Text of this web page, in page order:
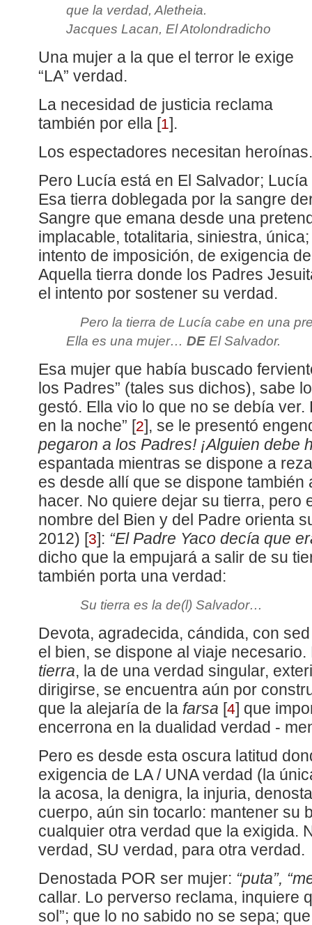
que la verdad, Aletheia.
Jacques Lacan, El Atolondradicho
Una mujer a la que el terror le exige
“LA” verdad.
La necesidad de justicia reclama
también por ella [1] .
Los espectadores necesitan heroínas.
Pero Lucía está en El Salvador;
Esa tierra doblegada por la sangre
Sangre que emana desde una
implacable, totalitaria, siniestra,
intento de imposición, de exigencia
Aquella tierra donde los Padres
el intento por sostener su verdad.
Pero la tierra de Lucía cabe en una
Ella es una mujer… DE El Salvador.
Esa mujer que había buscado
los Padres” (tales sus dichos), sabe
gestó. Ella vio lo que no se debía ver.
en la noche” [2] , se le presentó
pegaron a los Padres! ¡Alguien debe
espantada mientras se dispone a
es desde allí que se dispone también
hacer. No quiere dejar su tierra, pero
nombre del Bien y del Padre orienta
2012) [3] : “El Padre Yaco decía que
dicho que la empujará a salir de su
también porta una verdad:
Su tierra es la de(l) Salvador…
Devota, agradecida, cándida, con
el bien, se dispone al viaje
tierra, la de una verdad singular,
dirigirse, se encuentra aún por
que la alejaría de la farsa [4] que
encerrona en la dualidad verdad -
Pero es desde esta oscura latitud
exigencia de LA / UNA verdad (la
la acosa, la denigra, la injuria,
cuerpo, aún sin tocarlo: mantener su
cualquier otra verdad que la exigida.
verdad, SU verdad, para otra verdad.
Denostada POR ser mujer: “puta”,
callar. Lo perverso reclama, inquiere
sol”; que lo no sabido no se sepa;